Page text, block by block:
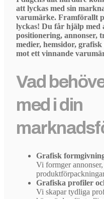
att lyckas med sin
varumärke. Framförallt
lyckas! Du får hjälp
positionering, annonser,
medier, hemsidor,
mot ett vinnande
Vad
med i din
Grafisk
Vi formger
Grafiska profiler
Vi skapar tydliga